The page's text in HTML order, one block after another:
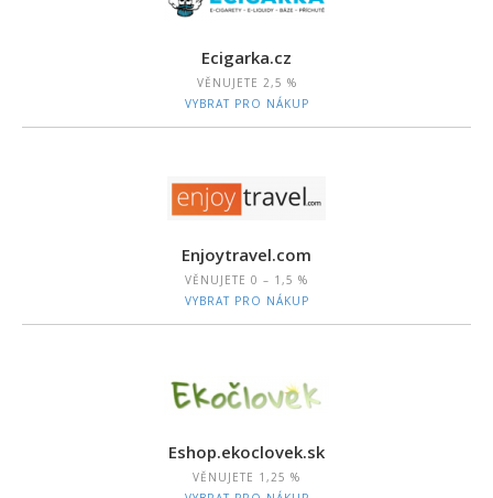
Ecigarka.cz
VĚNUJETE 2,5 %
VYBRAT PRO NÁKUP
Enjoytravel.com
VĚNUJETE 0 – 1,5 %
VYBRAT PRO NÁKUP
Eshop.ekoclovek.sk
VĚNUJETE 1,25 %